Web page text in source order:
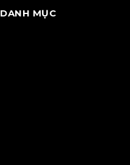
DANH MỤC